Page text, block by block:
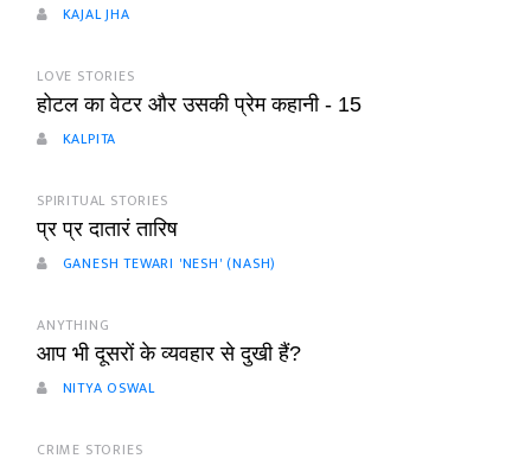
KAJAL JHA
LOVE STORIES
होटल का वेटर और उसकी प्रेम कहानी - 15
KALPITA
SPIRITUAL STORIES
प्र प्र दातारं तारिष
GANESH TEWARI 'NESH' (NASH)
ANYTHING
आप भी दूसरों के व्यवहार से दुखी हैं?
NITYA OSWAL
CRIME STORIES